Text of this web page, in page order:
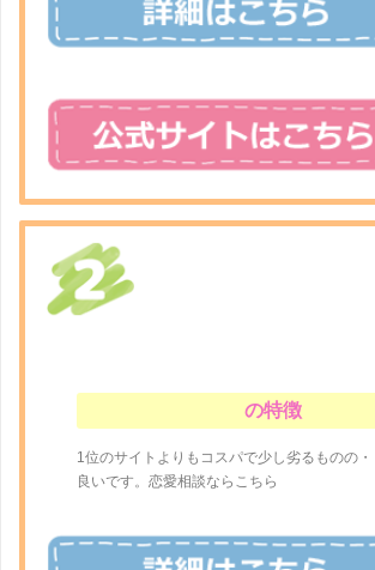
の特徴
1位のサイトよりもコスパで少し劣るものの・
良いです。恋愛相談ならこちら